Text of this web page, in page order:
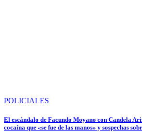
POLICIALES
El escándalo de Facundo Moyano con Candela
cocaína que «se fue de las manos» y sospechas